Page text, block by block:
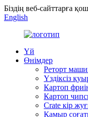
Біздің веб-сайттарға
English
Үй
Өнімдер
Реторт
Үздіксіз
Картоп
Картоп
Crate кір
Қамыр